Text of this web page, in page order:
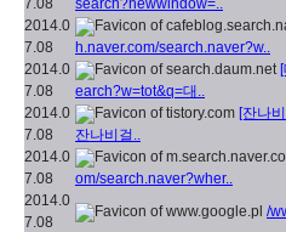
2014.0
7.08
h.naver.com/search.naver?w..
2014.0
7.08
earch?w=tot&q=대..
2014.0
7.08
[잔나
잔나비걸..
2014.0
7.08
om/search.naver?wher..
2014.0
7.08
/